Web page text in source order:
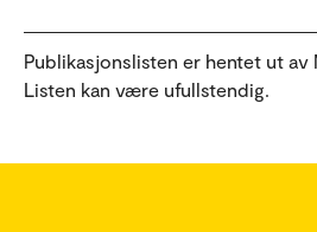
Publikasjonslisten er hentet ut av
Listen kan være ufullstendig.